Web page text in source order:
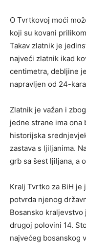
O Tvrtkovoj moći
koji su kovani
Takav zlatnik je
najveći zlatnik ikad
centimetra, debljine
napravljen od 24-
Zlatnik je važan i
jedne strane ima ona
historijska
zastava s ljiljanima.
grb sa šest ljiljana, a
Kralj Tvrtko za BiH je
potvrda njenog
Bosansko
drugoj polovini 14.
najvećeg bosanskog